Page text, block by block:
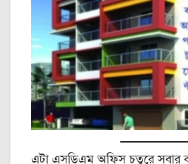
এটা এসডিএম অফিস চত্বরে সবার